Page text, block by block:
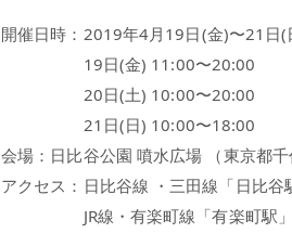
開催日時：2019年4月19日(金)〜21日
19日(金) 11:00〜20:00
20日(土) 10:00〜20:00
21日(日) 10:00〜18:00
会場：日比谷公園 噴水広場 （東京都千
アクセス：日比谷線 ・三田線「日比谷
JR線・有楽町線「有楽町駅」